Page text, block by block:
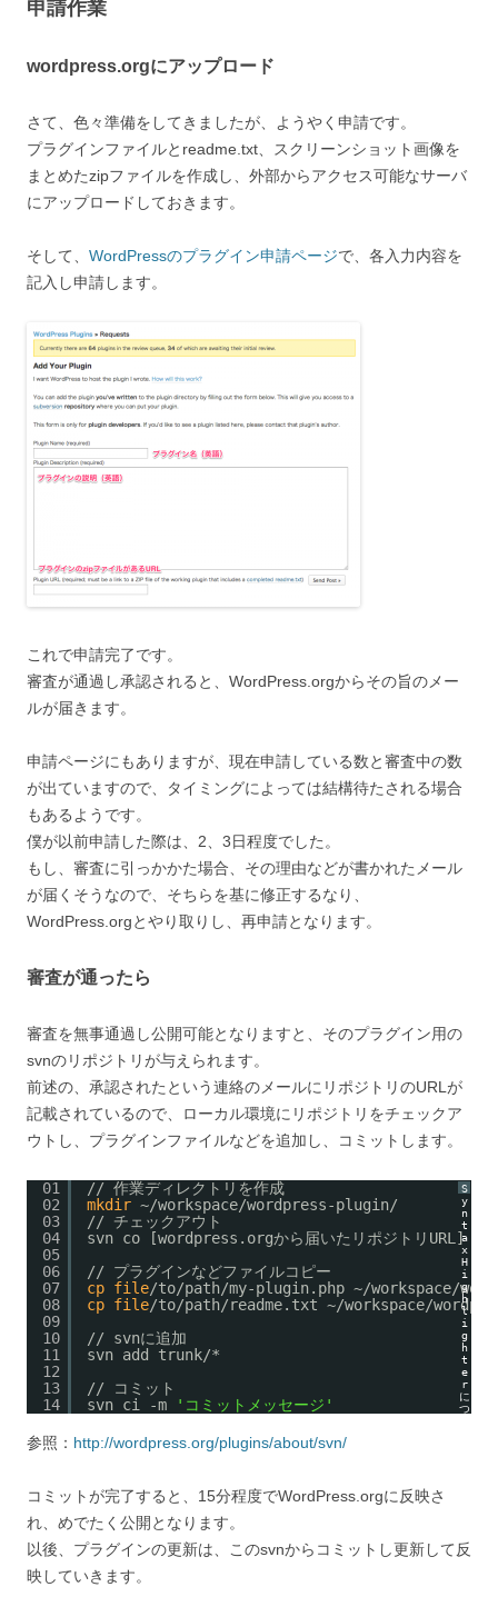
申請作業
wordpress.orgにアップロード
さて、色々準備をしてきましたが、ようやく申請です。
プラグインファイルとreadme.txt、スクリーンショット画像を
まとめたzipファイルを作成し、外部からアクセス可能なサーバ
にアップロードしておきます。
そして、 WordPressのプラグイン申請ページで、各入力内容を
記入し申請します。
これで申請完了です。
審査が通過し承認されると、WordPress.orgからその旨のメー
ルが届きます。
申請ページにもありますが、現在申請している数と審査中の数
が出ていますので、タイミングによっては結構待たされる場合
もあるようです。
僕が以前申請した際は、2、3日程度でした。
もし、審査に引っかかた場合、その理由などが書かれたメール
が届くそうなので、そちらを基に修正するなり、
WordPress.orgとやり取りし、再申請となります。
審査が通ったら
審査を無事通過し公開可能となりますと、そのプラグイン用の
svnのリポジトリが与えられます。
前述の、承認されたという連絡のメールにリポジトリのURLが
記載されているので、ローカル環境にリポジトリをチェックア
ウトし、プラグインファイルなどを追加し、コミットします。
S
y
n
t
a
x
H
i
g
h
l
i
g
h
t
e
r
に
つ
01
02
03
04
05
06
07
08
09
10
11
12
13
14
// 作業ディレクトリを作成
mkdir ~/workspace/wordpress-plugin/
//
チェックアウト
svn co [wordpress.orgから届いたリポジトリURL] ~
//
プラグインなどファイルコピー
cp file/to/path/my-plugin.php ~/workspace/
cp file/to/path/readme.txt ~/workspace/
//
svnに追加
svn add trunk/*
//
コミット
svn ci -m
'コミットメッセージ'
参照： http://wordpress.org/plugins/about/svn/
コミットが完了すると、15分程度でWordPress.orgに反映さ
れ、めでたく公開となります。
以後、プラグインの更新は、このsvnからコミットし更新して反
映していきます。